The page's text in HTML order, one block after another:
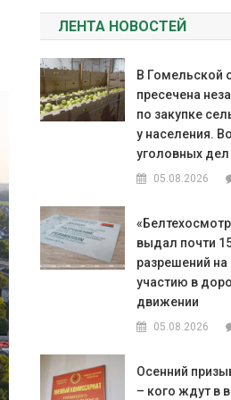
ЛЕНТА НОВОСТЕЙ
В Гомельской
пресечена
по закупке
у населения.
уголовных дел
05.08.2026
выдал почти
разрешений на
участию в
движении
05.08.2026
Осенний
– кого ждут в